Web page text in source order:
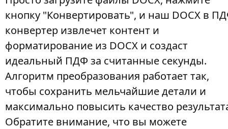
кнопку "Конвертировать", и наш DOCX в
конвертер извлечет контент и
форматирование из DOCX и создаст
идеальный ПДФ за считанные секунды.
Алгоритм преобразования работает так,
чтобы сохранить мельчайшие детали и
максимально повысить качество
Обратите внимание, что вы можете